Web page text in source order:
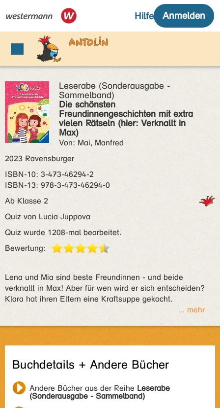
Leserabe (Sonderausgabe -
Sammelband)
Die schönsten
Freundinnengeschichten mit extra
vielen Rätseln (hier: Verknallt in
Max)
Von: Mai, Manfred
2023 Ravensburger
ISBN‑10: 3-473-46294-2
ISBN‑13: 978-3-473-46294-0
Ab Klasse 2
Quiz von Lucia Juppova
Quiz wurde 1208-mal bearbeitet.
Bewertung:
Lena und Mia sind beste Freundinnen - und beide
verknallt in Max! Aber für wen wird er sich entscheiden?
Klara hat ihren Eltern eine Kraftsuppe gekocht.
... mehr
Buchdetails + Andere Bücher
Andere Bücher aus der Reihe Leserabe
(Sonderausgabe - Sammelband)